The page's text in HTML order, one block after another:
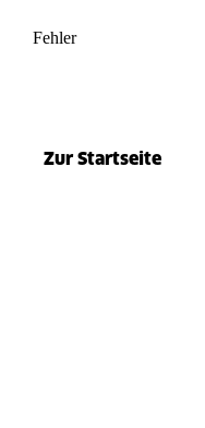
Fehler
Zur Startseite